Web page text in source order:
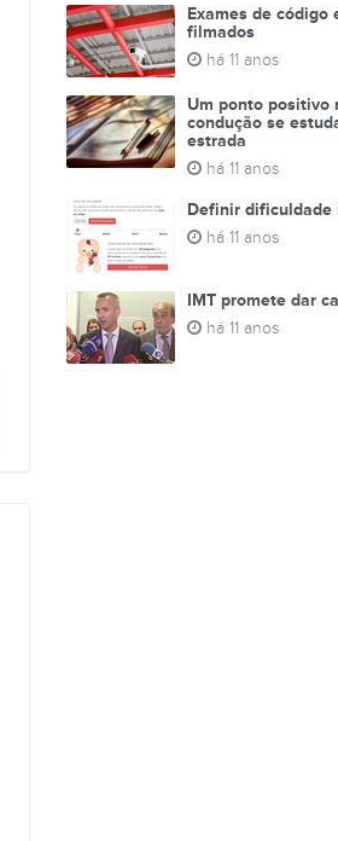
Exames de código
filmados
há 11 anos
Um ponto positivo
condução se
estrada
há 11 anos
Definir dificuldade
há 11 anos
IMT promete dar
há 11 anos